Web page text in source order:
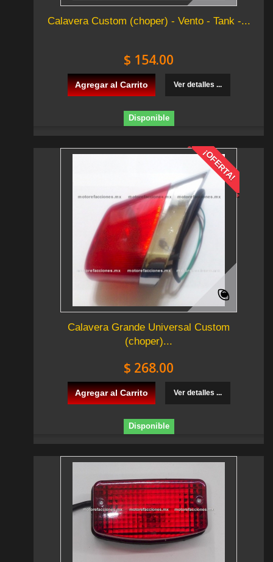
Calavera Custom (choper) - Vento - Tank -...
$ 154.00
Agregar al Carrito Ver detalles ...
Disponible
¡OFERTA!
Calavera Grande Universal Custom
(choper)...
$ 268.00
Agregar al Carrito Ver detalles ...
Disponible